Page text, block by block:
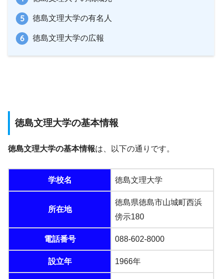
徳島文理大学の有名人
徳島文理大学の広報
徳島文理大学の基本情報
徳島文理大学の基本情報は、以下の通りです。
学校名 徳島文理大学
所在地
徳島県徳島市山城町西浜
傍示180
電話番号 088-602-8000
設立年 1966年